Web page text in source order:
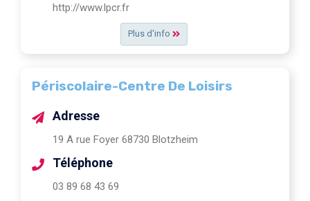
Plus d'info
http://www.lpcr.fr
Périscolaire-Centre De Loisirs
Adresse
19 A rue Foyer 68730 Blotzheim
Téléphone
03 89 68 43 69